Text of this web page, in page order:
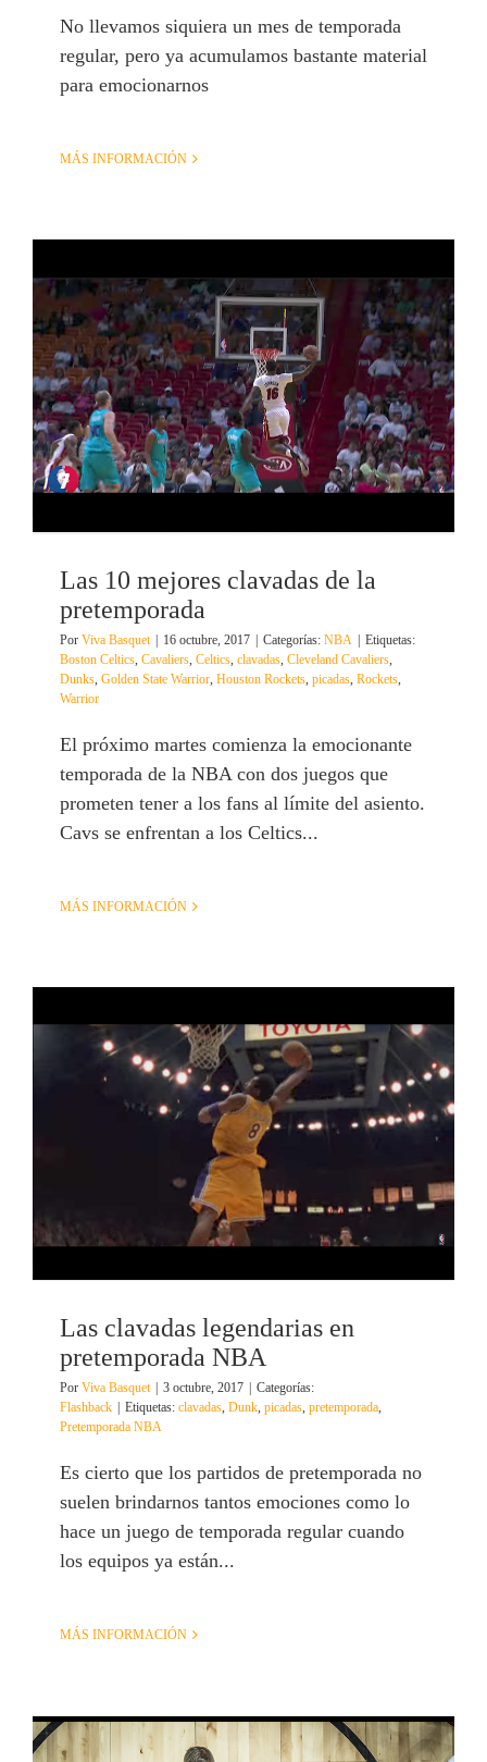
No llevamos siquiera un mes de temporada
regular, pero ya acumulamos bastante material
para emocionarnos
MÁS INFORMACIÓN
Las 10 mejores clavadas de la
pretemporada
Por Viva Basquet 16 octubre, 2017 Categorías: NBA
Etiquetas:
Boston Celtics, Cavaliers, Celtics, clavadas, Cleveland Cavaliers,
Dunks, Golden State Warrior, Houston Rockets, picadas, Rockets,
Warrior
El próximo martes comienza la emocionante
temporada de la NBA con dos juegos que
prometen tener a los fans al límite del asiento.
Cavs se enfrentan a los Celtics...
MÁS INFORMACIÓN
Las clavadas legendarias en
pretemporada NBA
Por Viva Basquet 3 octubre, 2017
Categorías:
Flashback
Etiquetas: clavadas, Dunk, picadas, pretemporada,
Pretemporada NBA
Es cierto que los partidos de pretemporada no
suelen brindarnos tantos emociones como lo
hace un juego de temporada regular cuando
los equipos ya están...
MÁS INFORMACIÓN